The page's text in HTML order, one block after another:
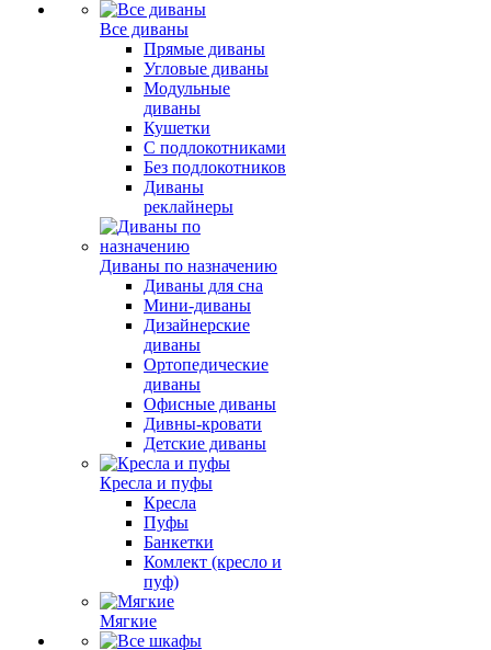
Все диваны
Прямые диваны
Угловые диваны
Модульные
диваны
Кушетки
С подлокотниками
Без подлокотников
Диваны
реклайнеры
Диваны по назначению
Диваны для сна
Мини-диваны
Дизайнерские
диваны
Ортопедические
диваны
Офисные диваны
Дивны-кровати
Детские диваны
Кресла и пуфы
Кресла
Пуфы
Банкетки
Комлект (кресло и
пуф)
Мягкие